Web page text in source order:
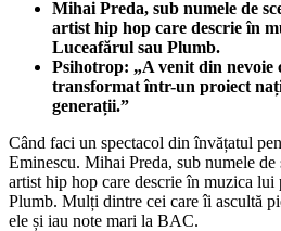
Mihai Preda, sub numele de
artist hip hop care descrie în
Luceafărul sau Plumb.
Psihotrop: „A venit din nevoie
transformat într-un proiect
generații.”
Când faci un spectacol din învățatul
Eminescu. Mihai Preda, sub numele de
artist hip hop care descrie în muzica lui
Plumb. Mulți dintre cei care îi ascultă
ele și iau note mari la BAC.